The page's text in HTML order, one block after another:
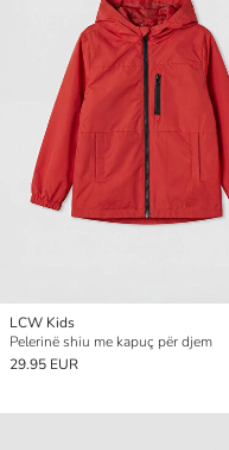
LCW Kids
Pelerinë shiu me kapuç për djem
29.95 EUR